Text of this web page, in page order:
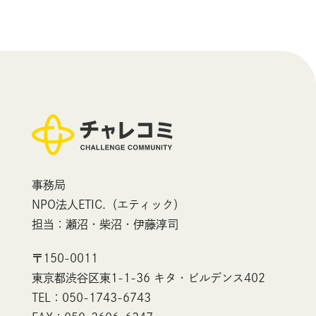
事務局
NPO法人ETIC.（エティック）
担当：瀬沼・柴沼・伊藤淳司
〒150-0011
東京都渋谷区東1-1-36 キタ・ビルデンス402
TEL：050-1743-6743